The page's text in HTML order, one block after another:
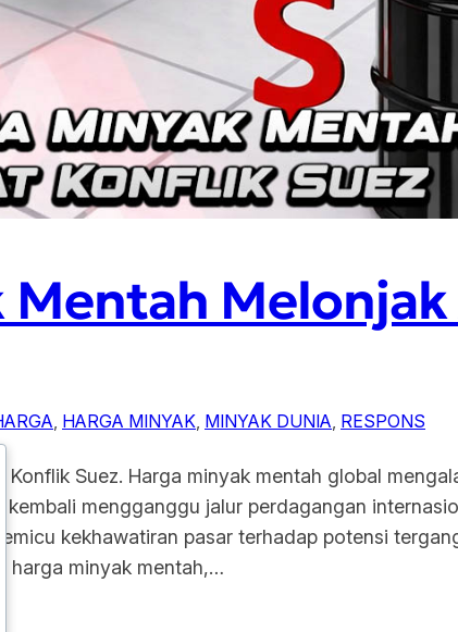
Mentah
, HARGA MINYAK, MINYAK DUNIA, RESPONS
Suez. Harga minyak mentah global
kembali mengganggu jalur perdagangan
kekhawatiran pasar terhadap potensi
harga minyak mentah,…